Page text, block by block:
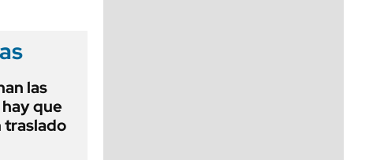
las
que
traslado